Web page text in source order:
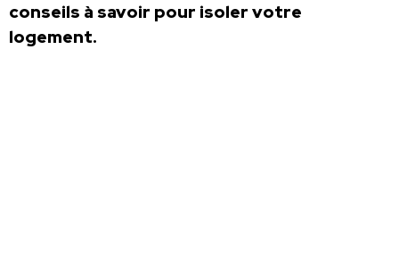
conseils à savoir pour isoler votre
logement.